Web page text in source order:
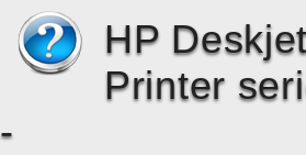
HP
Printer
-